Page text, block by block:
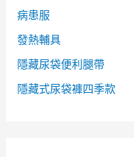
病患服
發熱輔具
隱藏尿袋便利腿帶
隱藏式尿袋褲四季款